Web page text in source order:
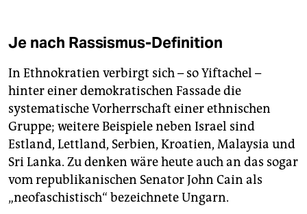
Je nach Rassismus-Definition
In Ethnokratien verbirgt sich – so Yiftachel –
hinter einer demokratischen Fassade die
systematische Vorherrschaft einer ethnischen
Gruppe; weitere Beispiele neben Israel sind
Estland, Lettland, Serbien, Kroatien, Malaysia und
Sri Lanka. Zu denken wäre heute auch an das sogar
vom republikanischen Senator John Cain als
„neofaschistisch“ bezeichnete Ungarn.